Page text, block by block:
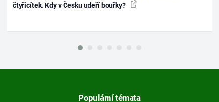
čtyřicítek. Kdy v Česku udeří bouřky?
Populární témata